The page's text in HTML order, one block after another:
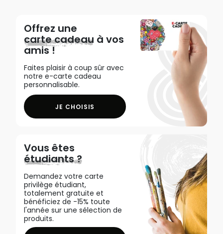
Offrez une
carte cadeau à vos
amis !
Faites plaisir à coup sûr avec
notre e-carte cadeau
personnalisable.
JE CHOISIS
Vous êtes
étudiants ?
Demandez votre carte
privilège étudiant,
totalement gratuite et
bénéficiez de -15% toute
l'année sur une sélection de
produits.